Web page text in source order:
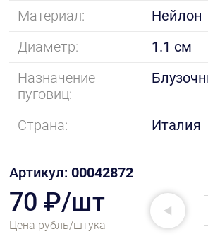
Материал:
Нейлон
Диаметр:
1.1 см
Назначение
пуговиц:
Страна: Италия
Артикул: 00042872
70 ₽/шт
Цена рубль/штука